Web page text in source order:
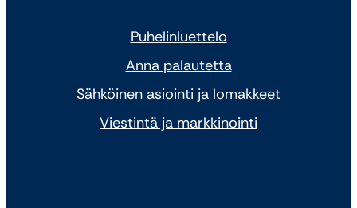
Puhelinluettelo
Anna palautetta
Sähköinen asiointi ja lomakkeet
Viestintä ja markkinointi